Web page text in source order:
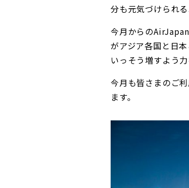
分も元気づけられ
今月からの
がアジア各国と日
いっそう増すよう
今月も皆さまのご
ます。